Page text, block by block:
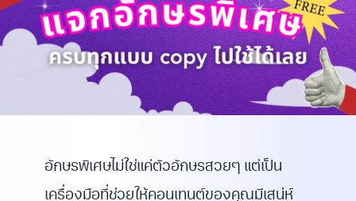
อักษรพิเศษไม่ใช่แค่ตัวอักษรสวยๆ แต่เป็น
เครื่องมือที่ช่วยให้คอนเทนต์ของคุณมีเสน่ห์